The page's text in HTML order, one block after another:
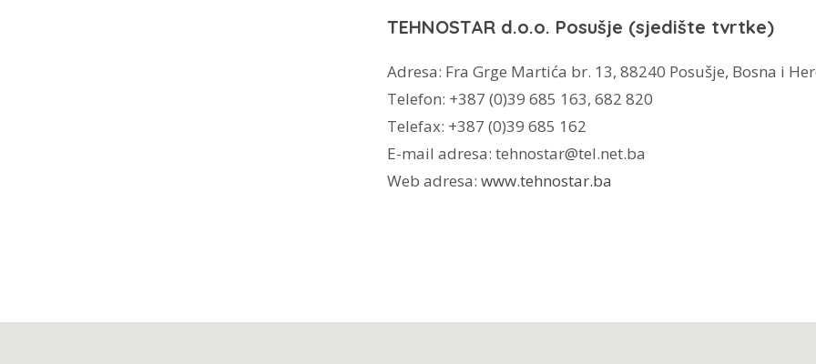
TEHNOSTAR d.o.o. Posušje (sjedište tvrtke)
Adresa: Fra Grge Martića br. 13, 88240 Posušje, Bosna i
Telefon: +387 (0)39 685 163, 682 820
Telefax: +387 (0)39 685 162
E-mail adresa: tehnostar@tel.net.ba
Web adresa: www.tehnostar.ba